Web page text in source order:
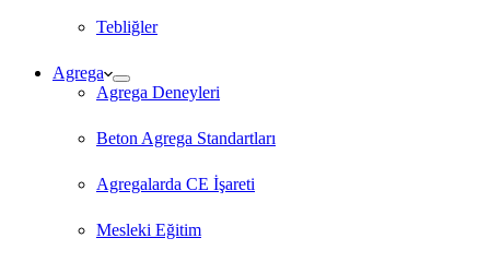
Tebliğler
Agrega
Agrega Deneyleri
Beton Agrega Standartları
Agregalarda CE İşareti
Mesleki Eğitim